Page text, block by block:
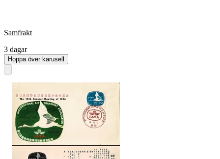
Samfrakt
3 dagar
Hoppa över karusell